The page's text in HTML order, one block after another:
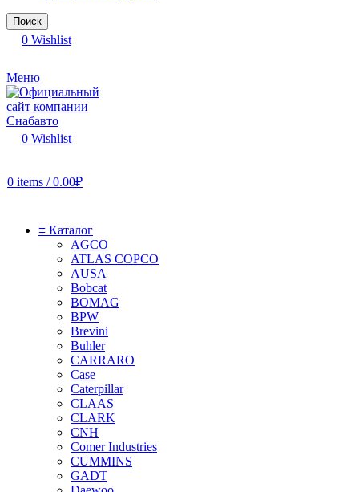
Поиск
0 Wishlist
Меню
0 Wishlist
0 items / 0.00₽
≡ Каталог
AGCO
ATLAS COPCO
AUSA
Bobcat
BOMAG
BPW
Brevini
Buhler
CARRARO
Case
Caterpillar
CLAAS
CLARK
CNH
Comer Industries
CUMMINS
GADT